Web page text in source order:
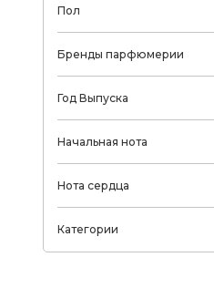
Пол
Бренды парфюмерии
Год Выпуска
Начальная нота
Нота сердца
Категории